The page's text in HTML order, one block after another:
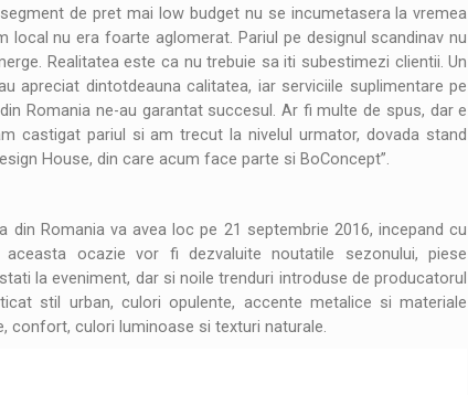
pedepseste granitele?
de pret mai low budget nu se incumetasera la vremea
nu era foarte aglomerat. Pariul pe designul scandinav nu
Realitatea este ca nu trebuie sa iti subestimezi clientii. Un
apreciat dintotdeauna calitatea, iar serviciile suplimentare pe
Romania ne-au garantat succesul. Ar fi multe de spus, dar e
castigat pariul si am trecut la nivelul urmator, dovada stand
House, din care acum face parte si BoConcept”.
din Romania va avea loc pe 21 septembrie 2016, incepand cu
ocazie vor fi dezvaluite noutatile sezonului, piese
la eveniment, dar si noile trenduri introduse de producatorul
stil urban, culori opulente, accente metalice si materiale
confort, culori luminoase si texturi naturale.